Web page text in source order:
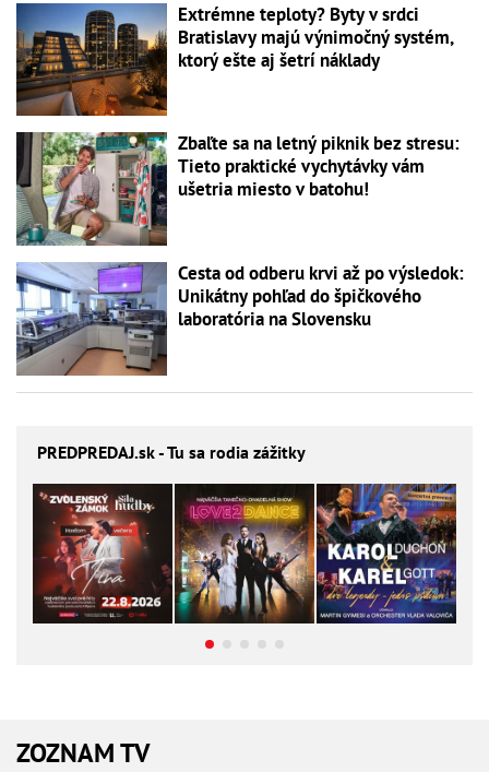
Extrémne teploty? Byty v srdci
Bratislavy majú výnimočný systém,
ktorý ešte aj šetrí náklady
Zbaľte sa na letný piknik bez stresu:
Tieto praktické vychytávky vám
ušetria miesto v batohu!
Cesta od odberu krvi až po výsledok:
Unikátny pohľad do špičkového
laboratória na Slovensku
PREDPREDAJ.sk - Tu sa rodia zážitky
ZOZNAM TV